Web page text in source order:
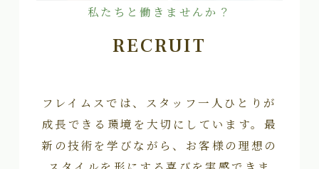
私たちと働きませんか？
RECRUIT
フレイムスでは、スタッフ一人ひとりが
成長できる環境を大切にしています。最
新の技術を学びながら、お客様の理想の